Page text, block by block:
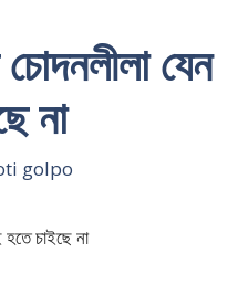
যেন
না
golpo
চাইছে না